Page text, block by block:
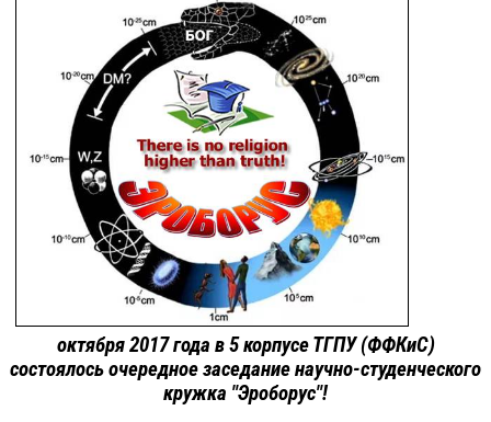
октября 2017 года в 5 корпусе ТГПУ (ФФКиС)
состоялось очередное заседание научно-студенческого
кружка "Эроборус"!